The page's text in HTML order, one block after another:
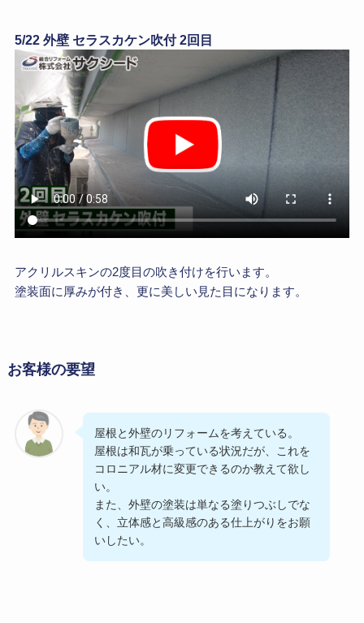
5/22 外壁 セラスカケン吹付 2回目
アクリルスキンの2度目の吹き付けを行います。
塗装面に厚みが付き、更に美しい見た目になります。
お客様の要望
屋根と外壁のリフォームを考えている。
屋根は和瓦が乗っている状況だが、これを
コロニアル材に変更できるのか教えて欲し
い。
また、外壁の塗装は単なる塗りつぶしでな
く、立体感と高級感のある仕上がりをお願
いしたい。